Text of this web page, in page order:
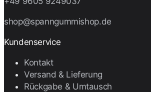
shop@spanngummishop.de
Kundenservice
Kontakt
Versand & Lieferung
Rückgabe & Umtausch